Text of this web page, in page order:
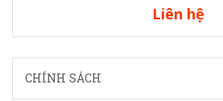
Liên hệ
CHÍNH SÁCH